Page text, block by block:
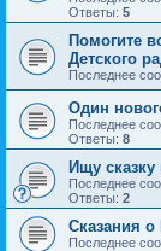
Ответы: 5
Помогите
Детского
Последнее
Один
Последнее
Ответы: 8
Ищу сказку
Последнее
Ответы: 2
Сказания
Последнее